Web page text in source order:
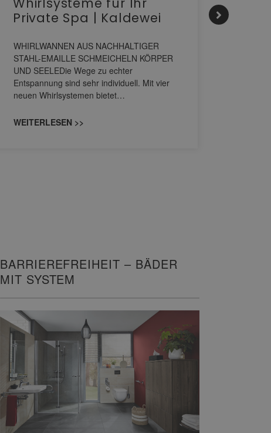
Private Spa | Kaldewei
WHIRLWANNEN AUS NACHHALTIGER
STAHL-EMAILLE SCHMEICHELN KÖRPER
UND SEELEDie Wege zu echter
Entspannung sind sehr individuell. Mit vier
neuen Whirlsystemen bietet…
WEITERLESEN >>
BARRIEREFREIHEIT – BÄDER
MIT SYSTEM